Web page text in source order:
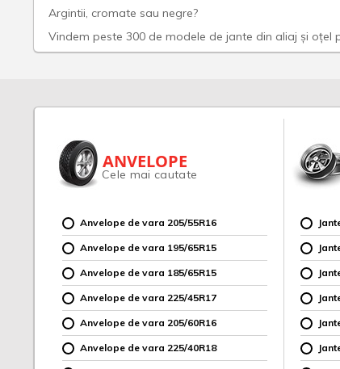
Argintii, cromate sau negre?
Vindem peste 300 de modele de jante din aliaj și
ANVELOPE
Cele mai cautate
Anvelope de vara 205/55R16
Anvelope de vara 195/65R15
Anvelope de vara 185/65R15
Anvelope de vara 225/45R17
Anvelope de vara 205/60R16
Anvelope de vara 225/40R18